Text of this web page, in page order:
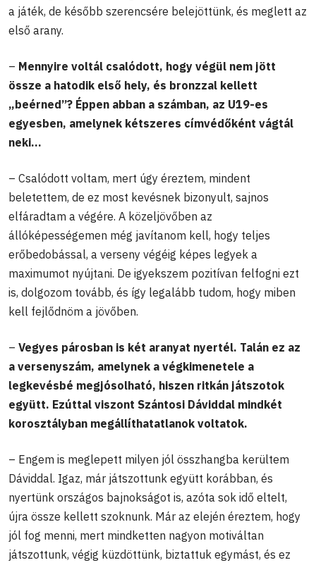
a játék, de később szerencsére belejöttünk, és meglett az
első arany.
– Mennyire voltál csalódott, hogy végül nem jött
össze a hatodik első hely, és bronzzal kellett
„beérned”? Éppen abban a számban, az U19-es
egyesben, amelynek kétszeres címvédőként vágtál
neki…
– Csalódott voltam, mert úgy éreztem, mindent
beletettem, de ez most kevésnek bizonyult, sajnos
elfáradtam a végére. A közeljövőben az
állóképességemen még javítanom kell, hogy teljes
erőbedobással, a verseny végéig képes legyek a
maximumot nyújtani. De igyekszem pozitívan felfogni ezt
is, dolgozom tovább, és így legalább tudom, hogy miben
kell fejlődnöm a jövőben.
– Vegyes párosban is két aranyat nyertél. Talán ez az
a versenyszám, amelynek a végkimenetele a
legkevésbé megjósolható, hiszen ritkán játszotok
együtt. Ezúttal viszont Szántosi Dáviddal mindkét
korosztályban megállíthatatlanok voltatok.
– Engem is meglepett milyen jól összhangba kerültem
Dáviddal. Igaz, már játszottunk együtt korábban, és
nyertünk országos bajnokságot is, azóta sok idő eltelt,
újra össze kellett szoknunk. Már az elején éreztem, hogy
jól fog menni, mert mindketten nagyon motiváltan
játszottunk, végig küzdöttünk, biztattuk egymást, és ez